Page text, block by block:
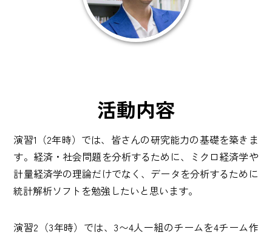
活動内容
演習1（2年時）では、皆さんの研究能力の基礎を築きま
す。経済・社会問題を分析するために、ミクロ経済学や
計量経済学の理論だけでなく、データを分析するために
統計解析ソフト を勉強したいと思います。
演習2（3年時）では、3〜4人一組のチームを4チーム作